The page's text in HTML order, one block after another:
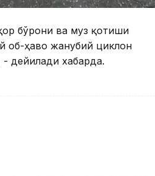
бўрони ва муз қотиши
об-ҳаво жанубий циклон
дейилади хабарда.